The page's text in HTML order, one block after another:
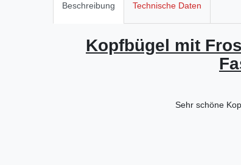
Beschreibung Technische Daten
Kopfbügel mit
Sehr schöne